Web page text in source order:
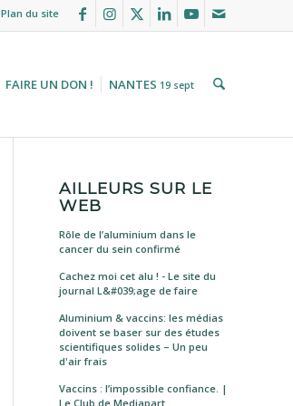
Plan du site
FAIRE UN DON ! NANTES 19 sept
AILLEURS SUR LE
WEB
Rôle de l’aluminium dans le
cancer du sein confirmé
Cachez moi cet alu ! - Le site du
journal L&#039;age de faire
Aluminium & vaccins: les médias
doivent se baser sur des études
scientifiques solides – Un peu
d'air frais
Vaccins : l’impossible confiance. |
Le Club de Mediapart